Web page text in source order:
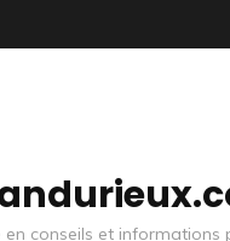
en conseils et informations